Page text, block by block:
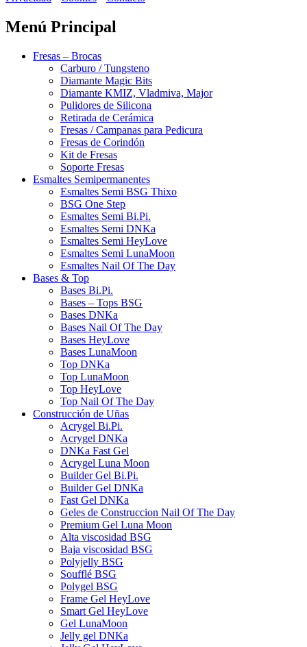
Menú Principal
Fresas – Brocas
Carburo / Tungsteno
Diamante Magic Bits
Diamante KMIZ, Vladmiva, Major
Pulidores de Silicona
Retirada de Cerámica
Fresas / Campanas para Pedicura
Fresas de Corindón
Kit de Fresas
Soporte Fresas
Esmaltes Semipermanentes
Esmaltes Semi BSG Thixo
BSG One Step
Esmaltes Semi Bi.Pi.
Esmaltes Semi DNKa
Esmaltes Semi HeyLove
Esmaltes Semi LunaMoon
Esmaltes Nail Of The Day
Bases & Top
Bases Bi.Pi.
Bases – Tops BSG
Bases DNKa
Bases Nail Of The Day
Bases HeyLove
Bases LunaMoon
Top DNKa
Top LunaMoon
Top HeyLove
Top Nail Of The Day
Construcción de Uñas
Acrygel Bi.Pi.
Acrygel DNKa
DNKa Fast Gel
Acrygel Luna Moon
Builder Gel Bi.Pi.
Builder Gel DNKa
Fast Gel DNKa
Geles de Construccion Nail Of The Day
Premium Gel Luna Moon
Alta viscosidad BSG
Baja viscosidad BSG
Polyjelly BSG
Soufflé BSG
Polygel BSG
Frame Gel HeyLove
Smart Gel HeyLove
Gel LunaMoon
Jelly gel DNKa